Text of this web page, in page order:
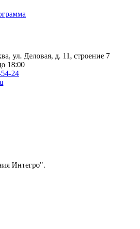
ул. Деловая, д. 11, строение 7
18:00
24
Интегро".